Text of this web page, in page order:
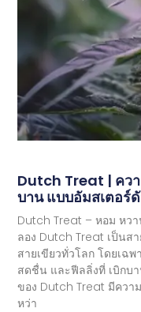
Dutch Treat | คว
บาน แบบอัมสเตอร์
Dutch Treat – หอม หว
ลอง Dutch Treat เป็นส
สายเขียวทั่วโลก โดยเฉ
สดชื่น และฟีลลิ่งที่ เบิกบ
ของ Dutch Treat มีควา
หว่า